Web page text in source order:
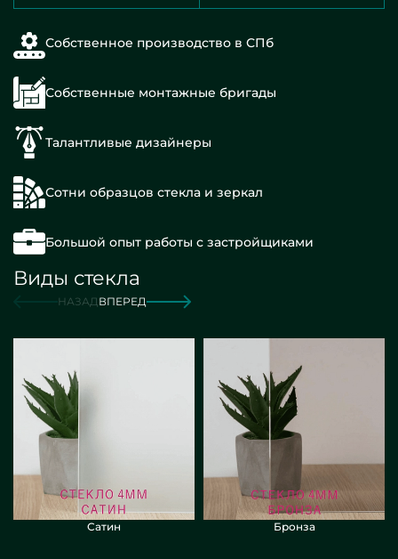
Собственное производство в СПб
Собственные монтажные бригады
Талантливые дизайнеры
Сотни образцов стекла и зеркал
Большой опыт работы с застройщиками
Виды стекла
НАЗАДВПЕРЕД
Сатин Бронза